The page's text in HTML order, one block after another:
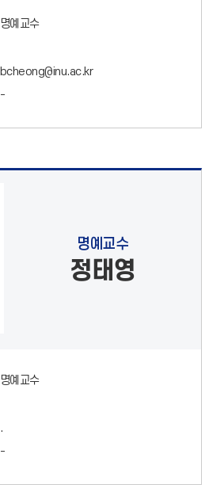
명예교수
bcheong@inu.ac.kr
-
명예교수
정태영
명예교수
.
-